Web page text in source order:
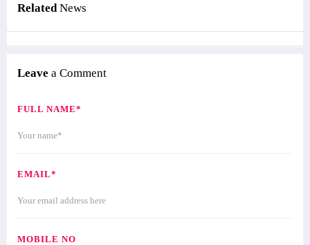
RelatedNews
Leave a Comment
FULL NAME*
EMAIL*
MOBILE NO